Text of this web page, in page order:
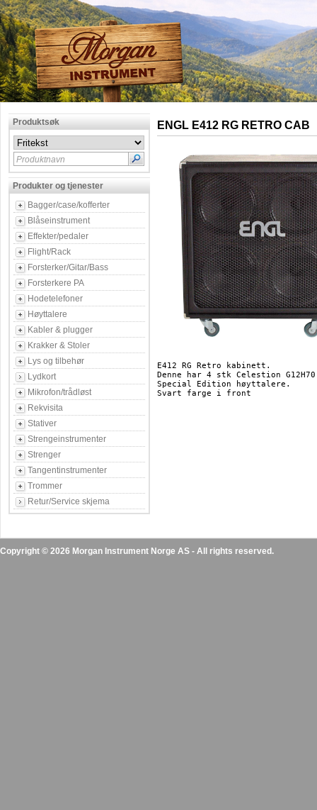
Produktsøk
Produktnavn
Produkter og tjenester
Bagger/case/kofferter
Blåseinstrument
Effekter/pedaler
Flight/Rack
Forsterker/Gitar/Bass
Forsterkere PA
Hodetelefoner
Høyttalere
Kabler & plugger
Krakker & Stoler
Lys og tilbehør
Lydkort
Mikrofon/trådløst
Rekvisita
Stativer
Strengeinstrumenter
Strenger
Tangentinstrumenter
Trommer
Retur/Service skjema
ENGL E412 RG RETRO CAB
E412 RG Retro kabinett.
Denne har 4 stk Celestion
Special Edition høyttalere.
Svart farge i front
Copyright © 2026 Morgan Instrument Norge AS - All rights reserved.